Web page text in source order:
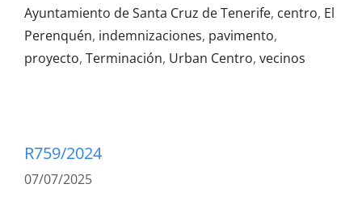
Ayuntamiento de Santa Cruz de Tenerife, centro, El
Perenquén, indemnizaciones, pavimento,
proyecto, Terminación, Urban Centro, vecinos
R759/2024
07/07/2025